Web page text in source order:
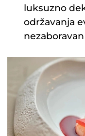
luksuzno
održavanja